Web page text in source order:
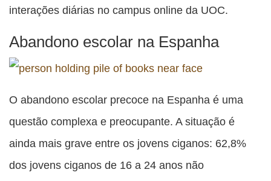
interações diárias no campus online da UOC.
Abandono escolar na Espanha
O abandono escolar precoce na Espanha é uma
questão complexa e preocupante. A situação é
ainda mais grave entre os jovens ciganos: 62,8%
dos jovens ciganos de 16 a 24 anos não